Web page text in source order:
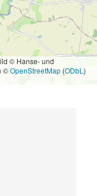
© Hanse- und
©OpenStreetMap (ODbL )